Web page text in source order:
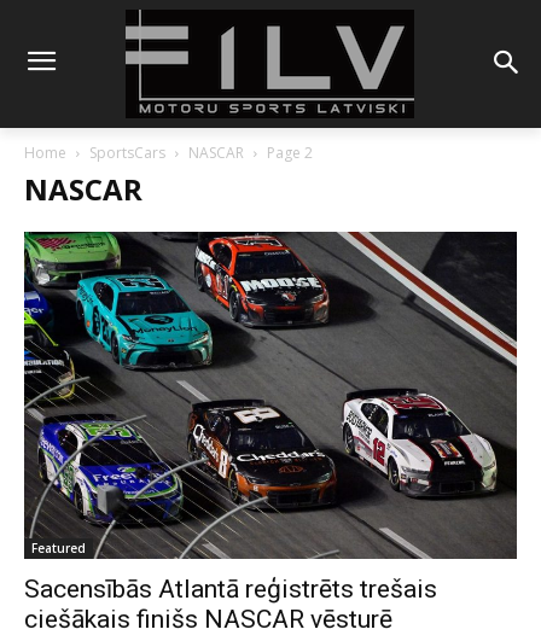
Home SportsCars NASCAR Page 2
NASCAR
Featured
Sacensībās Atlantā reģistrēts trešais
ciešākais finišs NASCAR vēsturē